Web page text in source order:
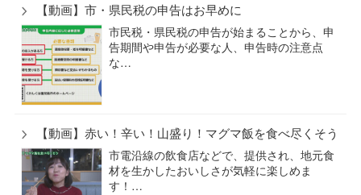
【動画】市・県民税の申告はお早めに
市民税・県民税の申告が始まることから、申
告期間や申告が必要な人、申告時の注意点
な…
【動画】赤い！辛い！山盛り！マグマ飯を食べ尽くそう
市電沿線の飲食店などで、提供され、地元食
材を生かしたおいしさが気軽に楽しめま
す！…